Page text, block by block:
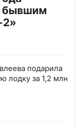
бывшим
подарила
лодку за 1,2 млн